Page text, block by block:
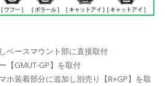
ベースマウント部に直接取付
GMUT-GP】を取付
装着部分に追加し別売り【R+GP】を取